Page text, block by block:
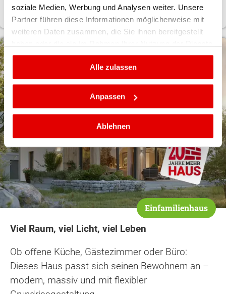
soziale Medien, Werbung und Analysen weiter. Unsere
Partner führen diese Informationen möglicherweise mit
weiteren Daten zusammen, die Sie ihnen bereitgestellt
gesammelt haben.
Alle zulassen
Anpassen
Ablehnen
JETZT BONUS SICHERN
Einfamilienhaus
Viel Raum, viel Licht, viel Leben
Ob offene Küche, Gästezimmer oder Büro:
Dieses Haus passt sich seinen Bewohnern an –
modern, massiv und mit flexibler